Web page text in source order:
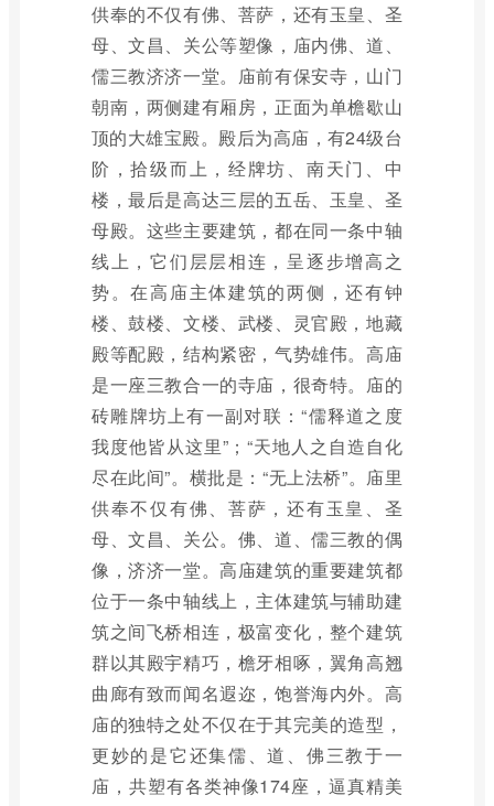
供奉的不仅有佛、菩萨，还有玉皇、圣
母、文昌、关公等塑像，庙内佛、道、
儒三教济济一堂。庙前有保安寺，山门
朝南，两侧建有厢房，正面为单檐歇山
顶的大雄宝殿。殿后为高庙，有24级台
阶，拾级而上，经牌坊、南天门、中
楼，最后是高达三层的五岳、玉皇、圣
母殿。这些主要建筑，都在同一条中轴
线上，它们层层相连，呈逐步增高之
势。在高庙主体建筑的两侧，还有钟
楼、鼓楼、文楼、武楼、灵官殿，地藏
殿等配殿，结构紧密，气势雄伟。高庙
是一座三教合一的寺庙，很奇特。庙的
砖雕牌坊上有一副对联：“儒释道之度
我度他皆从这里”；“天地人之自造自化
尽在此间”。横批是：“无上法桥”。庙里
供奉不仅有佛、菩萨，还有玉皇、圣
母、文昌、关公。佛、道、儒三教的偶
像，济济一堂。高庙建筑的重要建筑都
位于一条中轴线上，主体建筑与辅助建
筑之间飞桥相连，极富变化，整个建筑
群以其殿宇精巧，檐牙相啄，翼角高翘
曲廊有致而闻名遐迩，饱誉海内外。高
庙的独特之处不仅在于其完美的造型，
更妙的是它还集儒、道、佛三教于一
庙，共塑有各类神像174座，逼真精美